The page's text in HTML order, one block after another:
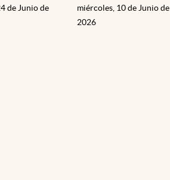
de Junio de
miércoles, 10 de Junio de
2026